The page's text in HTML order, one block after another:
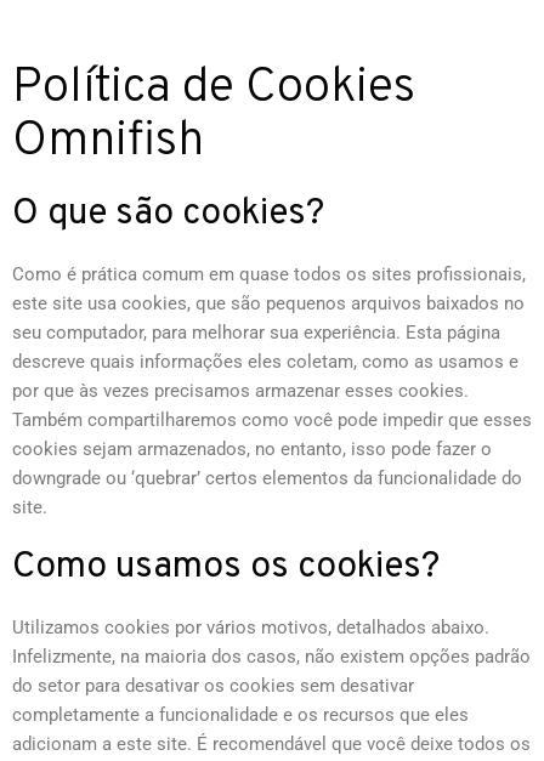
Política de Cookies
Omnifish
O que são cookies?
Como é prática comum em quase todos os sites profissionais,
este site usa cookies, que são pequenos arquivos baixados no
seu computador, para melhorar sua experiência. Esta página
descreve quais informações eles coletam, como as usamos e
por que às vezes precisamos armazenar esses cookies.
Também compartilharemos como você pode impedir que esses
cookies sejam armazenados, no entanto, isso pode fazer o
downgrade ou ‘quebrar’ certos elementos da funcionalidade do
site.
Como usamos os cookies?
Utilizamos cookies por vários motivos, detalhados abaixo.
Infelizmente, na maioria dos casos, não existem opções padrão
do setor para desativar os cookies sem desativar
completamente a funcionalidade e os recursos que eles
adicionam a este site. É recomendável que você deixe todos os